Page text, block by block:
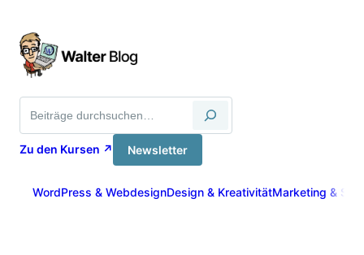
Inhalt
springen
Zu den Kursen ↗ Newsletter
WordPress & WebdesignDesign & KreativitätMarketing &